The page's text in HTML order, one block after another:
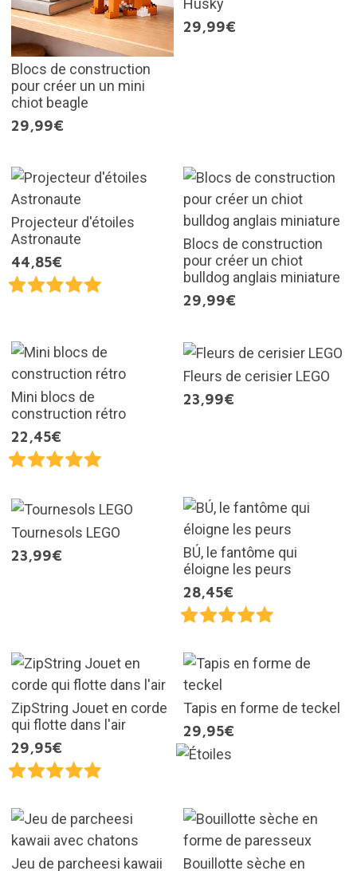
Blocs de construction
pour créer un un mini
chiot beagle
29,99€
Husky
29,99€
Projecteur d'étoiles
Astronaute
44,85€
Blocs de construction
pour créer un chiot
bulldog anglais miniature
29,99€
Mini blocs de
construction rétro
22,45€
Fleurs de cerisier LEGO
23,99€
Tournesols LEGO
23,99€
BÚ, le fantôme qui
éloigne les peurs
28,45€
ZipString Jouet en corde
qui flotte dans l'air
29,95€
Tapis en forme de teckel
29,95€
Jeu de parcheesi kawaii Bouillotte sèche en